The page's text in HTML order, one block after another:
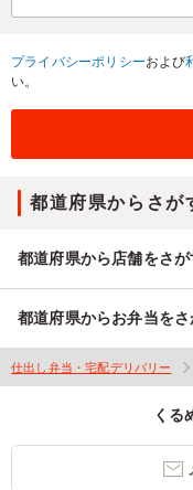
プライバシーポリシーおよび
い。
都道府県からさが
都道府県から店舗をさが
都道府県からお弁当をさ
仕出し弁当・宅配デリバリー
くる